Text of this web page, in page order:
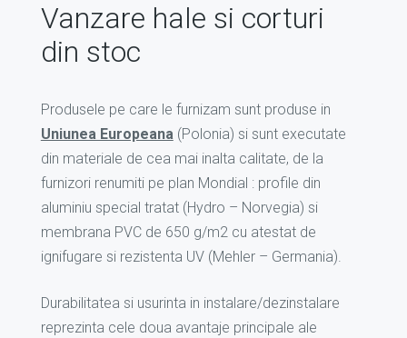
Vanzare hale si corturi
din stoc
Produsele pe care le furnizam sunt produse in
Uniunea Europeana(Polonia) si sunt executate
din materiale de cea mai inalta calitate, de la
furnizori renumiti pe plan Mondial : profile din
aluminiu special tratat (Hydro – Norvegia) si
membrana PVC de 650 g/m2 cu atestat de
ignifugare si rezistenta UV (Mehler – Germania).
Durabilitatea si usurinta in instalare/dezinstalare
reprezinta cele doua avantaje principale ale